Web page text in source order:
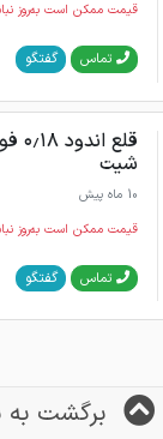
قیمت ممکن است به‌روز
تماس گفتگو
شیت
10 ماه پیش
قیمت ممکن است به‌روز
تماس گفتگو
برگشت به